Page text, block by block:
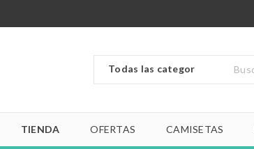
TIENDA OFERTAS CAMISETAS